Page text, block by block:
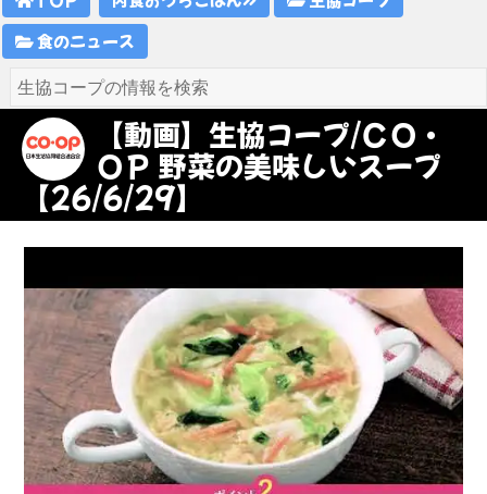
食のニュース
【動画】生協コープ/ＣＯ・
ＯＰ 野菜の美味しいスープ
【26/6/29】